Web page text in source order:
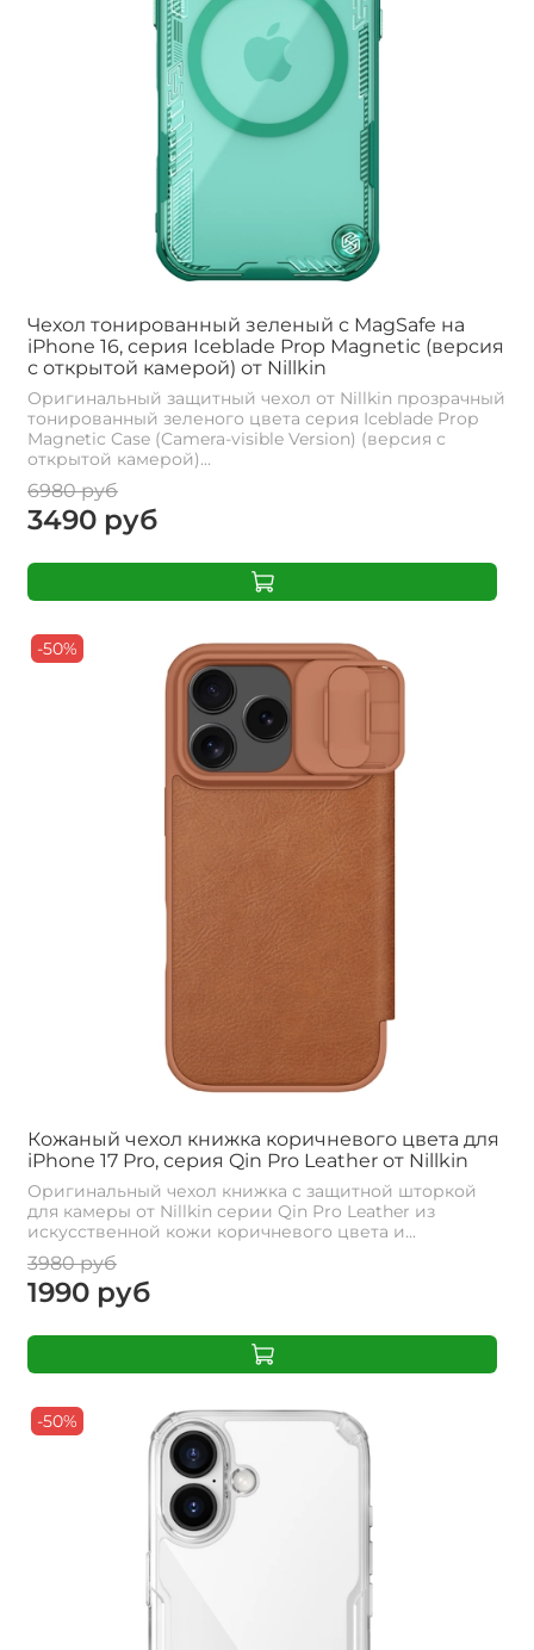
Чехол тонированный зеленый с MagSafe на
iPhone 16, серия Iceblade Prop Magnetic (версия
с открытой камерой) от Nillkin
Оригинальный защитный чехол от Nillkin прозрачный
тонированный зеленого цвета серия Iceblade Prop
Magnetic Case (Camera-visible Version) (версия с
открытой камерой)...
6980 руб
3490 руб
-50%
Кожаный чехол книжка коричневого цвета для
iPhone 17 Pro, серия Qin Pro Leather от Nillkin
Оригинальный чехол книжка с защитной шторкой
для камеры от Nillkin серии Qin Pro Leather из
искусственной кожи коричневого цвета и...
3980 руб
1990 руб
-50%